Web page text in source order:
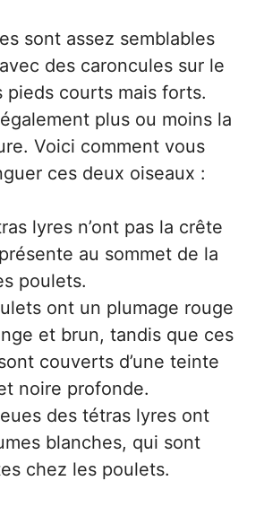
sont assez semblables
des caroncules sur le
pieds courts mais forts.
plus ou moins la
Voici comment vous
ces deux oiseaux :
lyres n’ont pas la crête
au sommet de la
poulets.
ont un plumage rouge
et brun, tandis que ces
couverts d’une teinte
noire profonde.
des tétras lyres ont
blanches, qui sont
chez les poulets.